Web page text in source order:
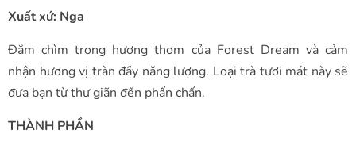
Xuất xứ: Nga
Đắm chìm trong hương thơm của Forest Dream và cảm
nhận hương vị tràn đầy năng lượng. Loại trà tươi mát này sẽ
đưa bạn từ thư giãn đến phấn chấn.
THÀNH PHẦN